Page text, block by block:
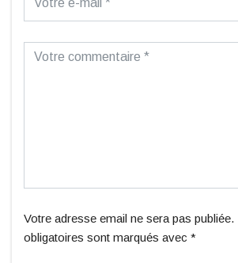
Votre adresse email ne sera pas
obligatoires sont marqués avec *